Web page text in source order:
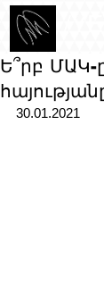
Ե՞րբ
30.01.2021